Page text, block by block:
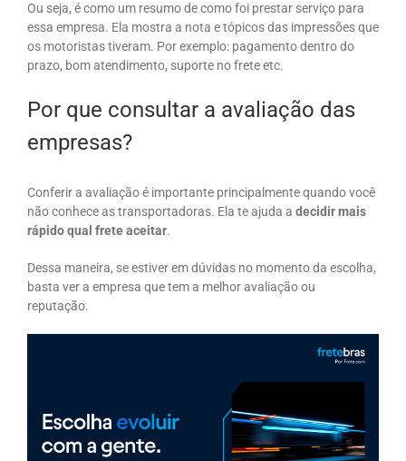
Ou seja, é como um resumo de como foi prestar serviço para
essa empresa. Ela mostra a nota e tópicos das impressões que
os motoristas tiveram. Por exemplo: pagamento dentro do
prazo, bom atendimento, suporte no frete etc.
Por que consultar a avaliação das
empresas?
Conferir a avaliação é importante principalmente quando você
não conhece as transportadoras. Ela te ajuda a decidir mais
rápido qual frete aceitar.
Dessa maneira, se estiver em dúvidas no momento da escolha,
basta ver a empresa que tem a melhor avaliação ou
reputação.